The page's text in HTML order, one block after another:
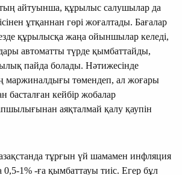
айтуынша, құрылыс салушылар да
ұтқаннан гөрі жоғалтады. Бағалар
құрылысқа жаңа ойыншылар келеді,
автоматты түрде қымбаттайды,
пайда болады. Нәтижесінде
маржиналдығы төмендеп, ал жоғары
басталған кейбір жобалар
аяқталмай қалу қаупін
тұрғын үй шамамен инфляция
1% -ға қымбаттауы тиіс. Егер бұл